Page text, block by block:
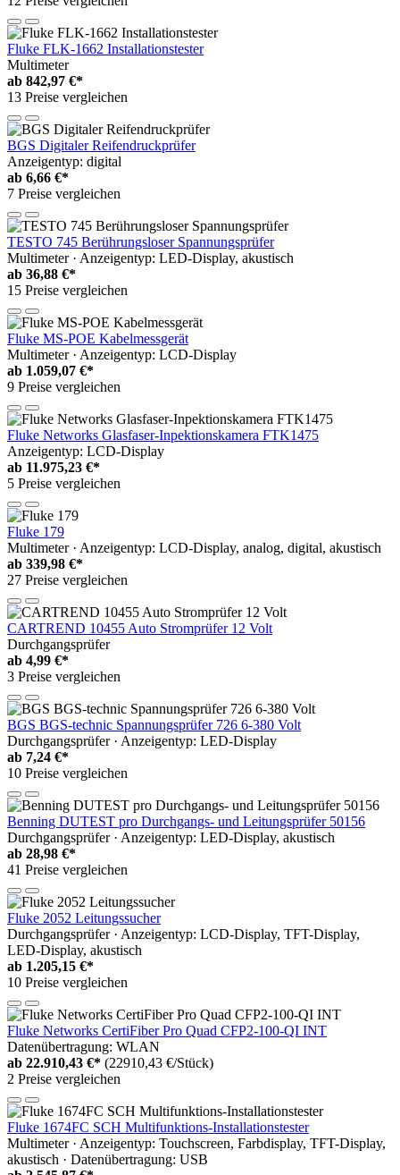
Fluke FLK-1662 Installationstester
Multimeter
ab 842,97 €*
13 Preise vergleichen
BGS Digitaler Reifendruckprüfer
Anzeigentyp: digital
ab 6,66 €*
7 Preise vergleichen
TESTO 745 Berührungsloser Spannungsprüfer
Multimeter · Anzeigentyp: LED-Display, akustisch
ab 36,88 €*
15 Preise vergleichen
Fluke MS-POE Kabelmessgerät
Multimeter · Anzeigentyp: LCD-Display
ab 1.059,07 €*
9 Preise vergleichen
Fluke Networks Glasfaser-Inpektionskamera FTK1475
Anzeigentyp: LCD-Display
ab 11.975,23 €*
5 Preise vergleichen
Fluke 179
Multimeter · Anzeigentyp: LCD-Display, analog, digital, akustisch
ab 339,98 €*
27 Preise vergleichen
CARTREND 10455 Auto Stromprüfer 12 Volt
Durchgangsprüfer
ab 4,99 €*
3 Preise vergleichen
BGS BGS-technic Spannungsprüfer 726 6-380 Volt
Durchgangsprüfer · Anzeigentyp: LED-Display
ab 7,24 €*
10 Preise vergleichen
Benning DUTEST pro Durchgangs- und Leitungsprüfer 50156
Durchgangsprüfer · Anzeigentyp: LED-Display, akustisch
ab 28,98 €*
41 Preise vergleichen
Fluke 2052 Leitungssucher
Durchgangsprüfer · Anzeigentyp: LCD-Display, TFT-Display,
LED-Display, akustisch
ab 1.205,15 €*
10 Preise vergleichen
Fluke Networks CertiFiber Pro Quad CFP2-100-QI INT
Datenübertragung: WLAN
ab 22.910,43 €* (22910,43 €/Stück)
2 Preise vergleichen
Fluke 1674FC SCH Multifunktions-Installationstester
Multimeter · Anzeigentyp: Touchscreen, Farbdisplay, TFT-Display,
akustisch · Datenübertragung: USB